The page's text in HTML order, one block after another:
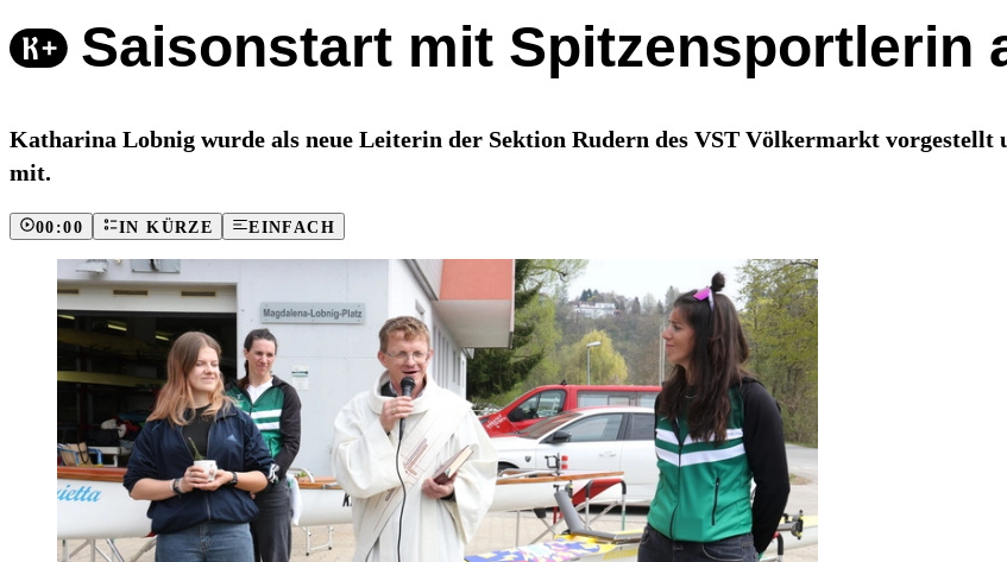
Saisonstart mit Spitzensportlerin
Katharina Lobnig wurde als neue Leiterin der Sektion Rudern des VST Völkermarkt
mit.
00:00 IN KÜRZE EINFACH